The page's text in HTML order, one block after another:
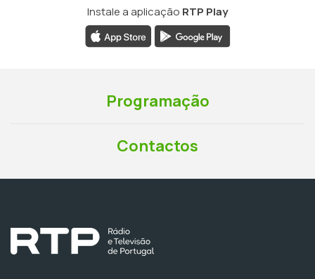
Instale a aplicação RTP Play
Programação
Contactos